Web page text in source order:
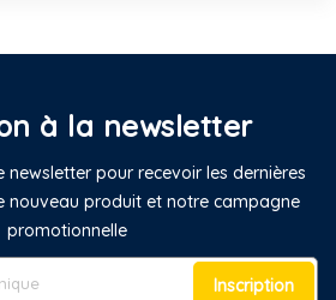
à la newsletter
newsletter pour recevoir les dernières
nouveau produit et notre campagne
promotionnelle
Inscription